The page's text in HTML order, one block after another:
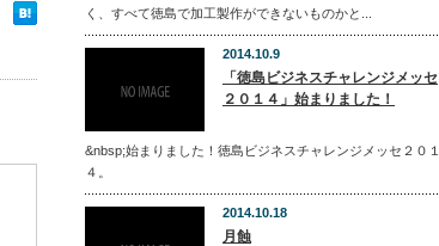
く、すべて徳島で加工製作ができないものかと...
2014.10.9
「徳島ビジネスチャレンジメッセ
２０１４」始まりました！
&nbsp;始まりました！徳島ビジネスチャレンジメッセ２０１
４。
2014.10.18
月蝕